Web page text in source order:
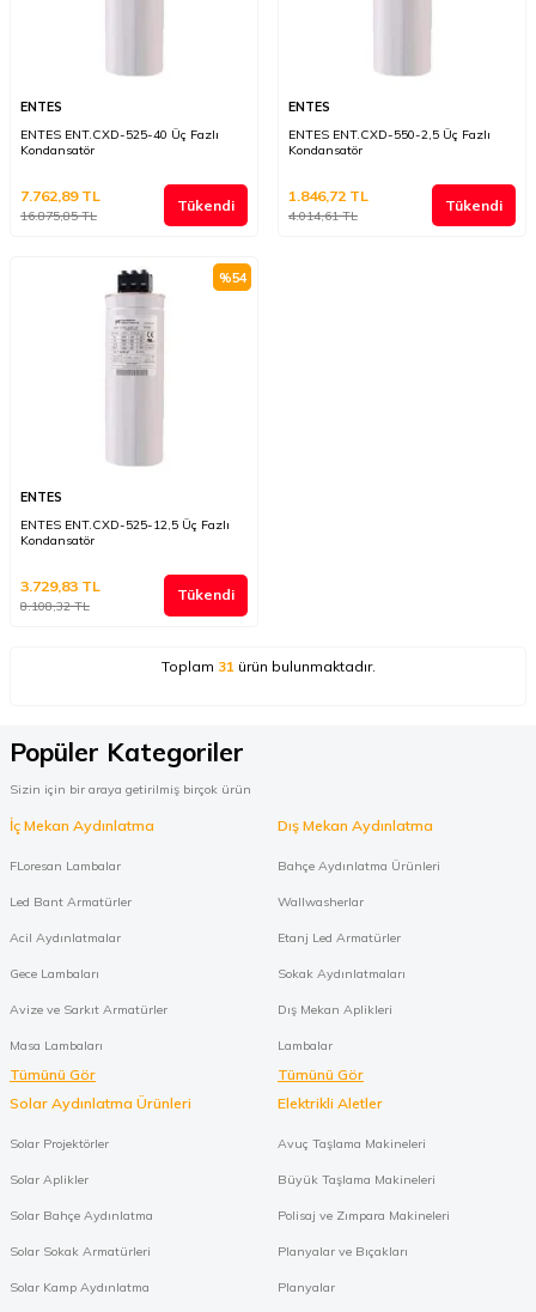
ENTES
ENTES ENT.CXD-525-40 Üç Fazlı
Kondansatör
16.875,85TL
7.762,89TL Tükendi
ENTES
ENTES ENT.CXD-550-2,5 Üç Fazlı
Kondansatör
4.014,61TL
1.846,72 TL Tükendi
%54
ENTES
ENTES ENT.CXD-525-12,5 Üç Fazlı
Kondansatör
8.108,32TL
3.729,83 TL Tükendi
Toplam 31 ürün bulunmaktadır.
Popüler Kategoriler
Sizin için bir araya getirilmiş birçok ürün
İç Mekan Aydınlatma
FLoresan Lambalar
Led Bant Armatürler
Acil Aydınlatmalar
Gece Lambaları
Avize ve Sarkıt Armatürler
Masa Lambaları
Tümünü Gör
Dış Mekan Aydınlatma
Bahçe Aydınlatma Ürünleri
Wallwasherlar
Etanj Led Armatürler
Sokak Aydınlatmaları
Dış Mekan Aplikleri
Lambalar
Tümünü Gör
Solar Aydınlatma Ürünleri
Solar Projektörler
Solar Aplikler
Solar Bahçe Aydınlatma
Solar Sokak Armatürleri
Solar Kamp Aydınlatma
Elektrikli Aletler
Avuç Taşlama Makineleri
Büyük Taşlama Makineleri
Polisaj ve Zımpara Makineleri
Planyalar ve Bıçakları
Planyalar